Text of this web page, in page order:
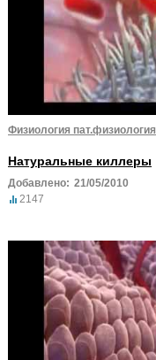
Физиология пат.физиология
Натуральные киллеры
Добавлено: 21/05/2010
2147